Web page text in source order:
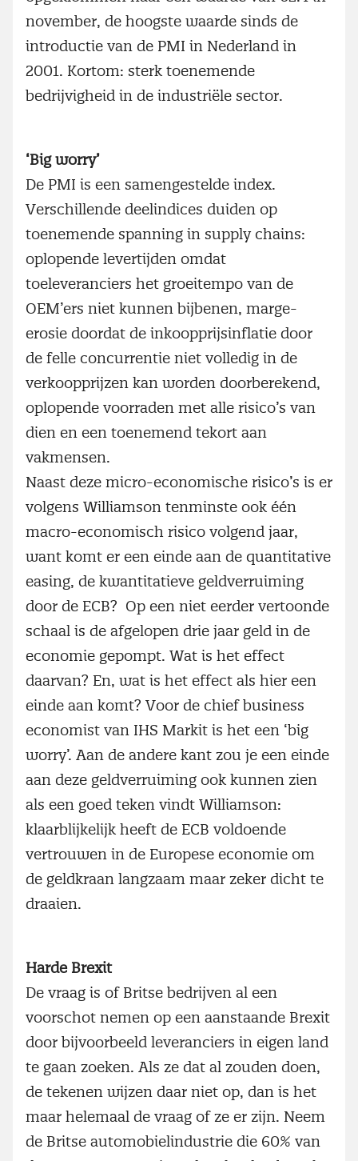
november, de hoogste waarde sinds de
introductie van de PMI in Nederland in
2001. Kortom: sterk toenemende
bedrijvigheid in de industriële sector.
‘Big worry’
De PMI is een samengestelde index.
Verschillende deelindices duiden op
toenemende spanning in supply chains:
oplopende levertijden omdat
toeleveranciers het groeitempo van de
OEM’ers niet kunnen bijbenen, marge-
erosie doordat de inkoopprijsinflatie door
de felle concurrentie niet volledig in de
verkoopprijzen kan worden doorberekend,
oplopende voorraden met alle risico’s van
dien en een toenemend tekort aan
vakmensen.
Naast deze micro-economische risico’s is er
volgens Williamson tenminste ook één
macro-economisch risico volgend jaar,
want komt er een einde aan de quantitative
easing, de kwantitatieve geldverruiming
door de ECB? Op een niet eerder vertoonde
schaal is de afgelopen drie jaar geld in de
economie gepompt. Wat is het effect
daarvan? En, wat is het effect als hier een
einde aan komt? Voor de chief business
economist van IHS Markit is het een ‘big
worry’. Aan de andere kant zou je een einde
aan deze geldverruiming ook kunnen zien
als een goed teken vindt Williamson:
klaarblijkelijk heeft de ECB voldoende
vertrouwen in de Europese economie om
de geldkraan langzaam maar zeker dicht te
draaien.
Harde Brexit
De vraag is of Britse bedrijven al een
voorschot nemen op een aanstaande Brexit
door bijvoorbeeld leveranciers in eigen land
te gaan zoeken. Als ze dat al zouden doen,
de tekenen wijzen daar niet op, dan is het
maar helemaal de vraag of ze er zijn. Neem
de Britse automobielindustrie die 60% van